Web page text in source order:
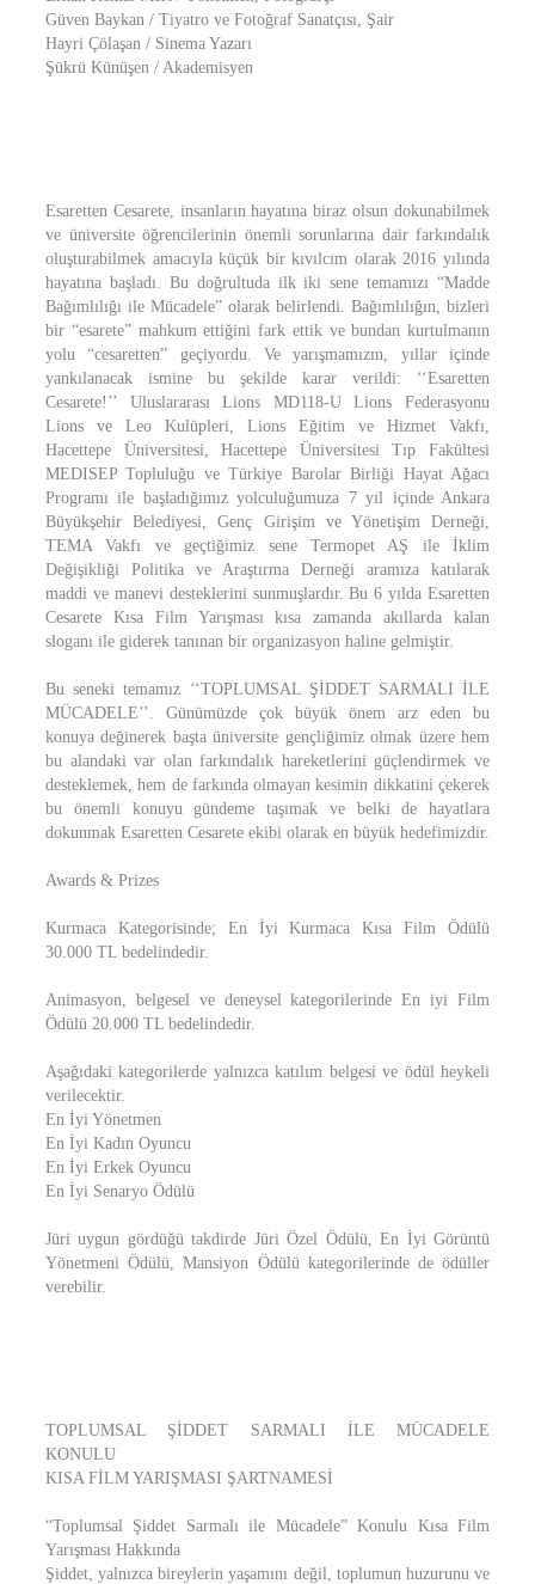
Güven Baykan / Tiyatro ve Fotoğraf Sanatçısı, Şair
Hayri Çölaşan / Sinema Yazarı
Şükrü Künüşen / Akademisyen
Esaretten Cesarete, insanların hayatına biraz olsun dokunabilmek
ve üniversite öğrencilerinin önemli sorunlarına dair farkındalık
oluşturabilmek amacıyla küçük bir kıvılcım olarak 2016 yılında
hayatına başladı. Bu doğrultuda ilk iki sene temamızı “Madde
Bağımlılığı ile Mücadele” olarak belirlendi. Bağımlılığın, bizleri
bir “esarete” mahkum ettiğini fark ettik ve bundan kurtulmanın
yolu “cesaretten” geçiyordu. Ve yarışmamızın, yıllar içinde
yankılanacak ismine bu şekilde karar verildi: ‘‘Esaretten
Cesarete!’’ Uluslararası Lions MD118-U Lions Federasyonu
Lions ve Leo Kulüpleri, Lions Eğitim ve Hizmet Vakfı,
Hacettepe Üniversitesi, Hacettepe Üniversitesi Tıp Fakültesi
MEDISEP Topluluğu ve Türkiye Barolar Birliği Hayat Ağacı
Programı ile başladığımız yolculuğumuza 7 yıl içinde Ankara
Büyükşehir Belediyesi, Genç Girişim ve Yönetişim Derneği,
TEMA Vakfı ve geçtiğimiz sene Termopet AŞ ile İklim
Değişikliği Politika ve Araştırma Derneği aramıza katılarak
maddi ve manevi desteklerini sunmuşlardır. Bu 6 yılda Esaretten
Cesarete Kısa Film Yarışması kısa zamanda akıllarda kalan
sloganı ile giderek tanınan bir organizasyon haline gelmiştir.
Bu seneki temamız ‘‘TOPLUMSAL ŞİDDET SARMALI İLE
MÜCADELE’’. Günümüzde çok büyük önem arz eden bu
konuya değinerek başta üniversite gençliğimiz olmak üzere hem
bu alandaki var olan farkındalık hareketlerini güçlendirmek ve
desteklemek, hem de farkında olmayan kesimin dikkatini çekerek
bu önemli konuyu gündeme taşımak ve belki de hayatlara
dokunmak Esaretten Cesarete ekibi olarak en büyük hedefimizdir.
Awards & Prizes
Kurmaca Kategorisinde; En İyi Kurmaca Kısa Film Ödülü
30.000 TL bedelindedir.
Animasyon, belgesel ve deneysel kategorilerinde En iyi Film
Ödülü 20.000 TL bedelindedir.
Aşağıdaki kategorilerde yalnızca katılım belgesi ve ödül heykeli
verilecektir.
En İyi Yönetmen
En İyi Kadın Oyuncu
En İyi Erkek Oyuncu
En İyi Senaryo Ödülü
Jüri uygun gördüğü takdirde Jüri Özel Ödülü, En İyi Görüntü
Yönetmeni Ödülü, Mansiyon Ödülü kategorilerinde de ödüller
verebilir.
TOPLUMSAL ŞİDDET SARMALI İLE MÜCADELE
KONULU
KISA FİLM YARIŞMASI ŞARTNAMESİ
“Toplumsal Şiddet Sarmalı ile Mücadele” Konulu Kısa Film
Yarışması Hakkında
Şiddet, yalnızca bireylerin yaşamını değil, toplumun huzurunu ve